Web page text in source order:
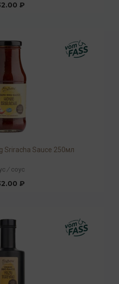
₽
Sriracha Sauce 250мл
/ соус
₽